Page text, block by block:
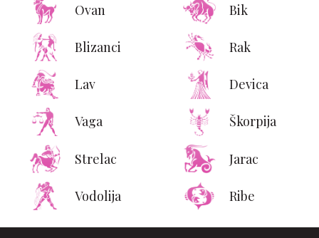
Ovan Bik
Blizanci Rak
Lav Devica
Vaga Škorpija
Strelac Jarac
Vodolija Ribe